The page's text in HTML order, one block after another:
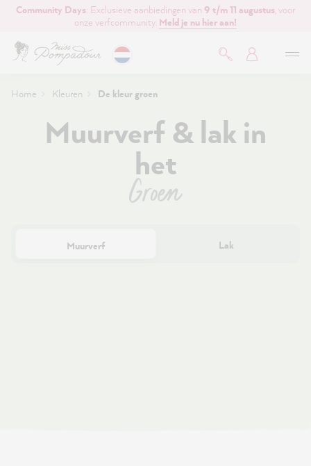
hoofdinhoud
Community Days: Exclusieve aanbiedingen van 9 t/m 11 augustus , voor
onze verfcommunity. Meld je nu hier aan!
Home Kleuren De kleur groen
Muurverf & lak in
het
Groen
Muurverf Lak